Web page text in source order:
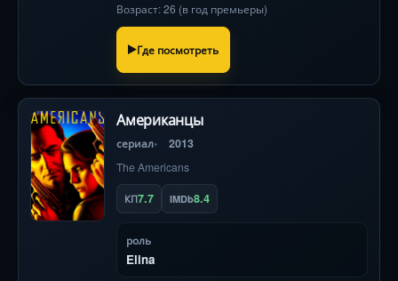
прочтении классики.
Возраст: 26 (в год премьеры)
Где посмотреть
Американцы
сериал 2013
The Americans
КП7.7 IMDb8.4
роль
Elina